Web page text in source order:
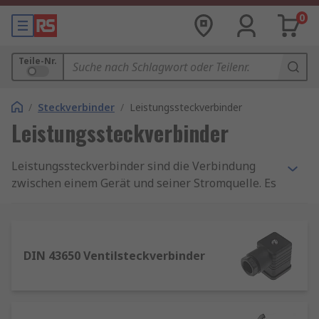
0
Teile-Nr.
/ Steckverbinder / Leistungssteckverbinder
Leistungssteckverbinder
Leistungssteckverbinder sind die Verbindung
zwischen einem Gerät und seiner Stromquelle. Es
DIN 43650 Ventilsteckverbinder